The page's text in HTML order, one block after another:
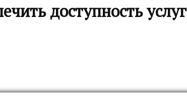
доступность услуг